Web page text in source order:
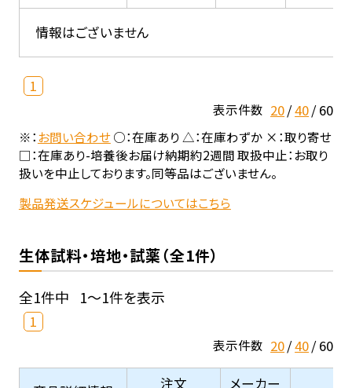
情報はございません
1
表示件数 20 40 60
※：お問い合わせ○：在庫あり △：在庫わずか ×：取り寄せ
□：在庫あり-培養後お届け納期約2週間 取扱中止：お取り
扱いを中止しております。同等品はございません。
製品発送スケジュールについてはこちら
生体試料・培地・試薬（全1件）
全1件中 1～1件を表示
1
表示件数 20 40 60
注文
メーカー